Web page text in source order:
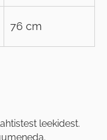
76 cm
leekidest.